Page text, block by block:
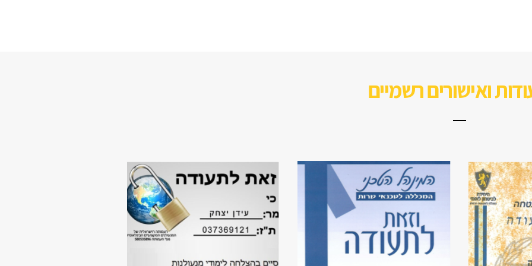
ואישורים רשמיים